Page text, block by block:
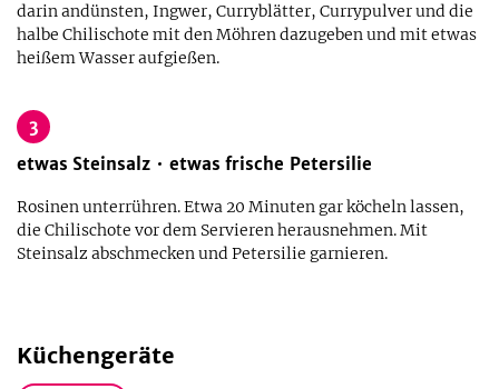
darin andünsten, Ingwer, Curryblätter, Currypulver und die
halbe Chilischote mit den Möhren dazugeben und mit etwas
heißem Wasser aufgießen.
3
etwas Steinsalz etwas frische Petersilie
Rosinen unterrühren. Etwa 20 Minuten gar köcheln lassen,
die Chilischote vor dem Servieren herausnehmen. Mit
Steinsalz abschmecken und Petersilie garnieren.
Küchengeräte